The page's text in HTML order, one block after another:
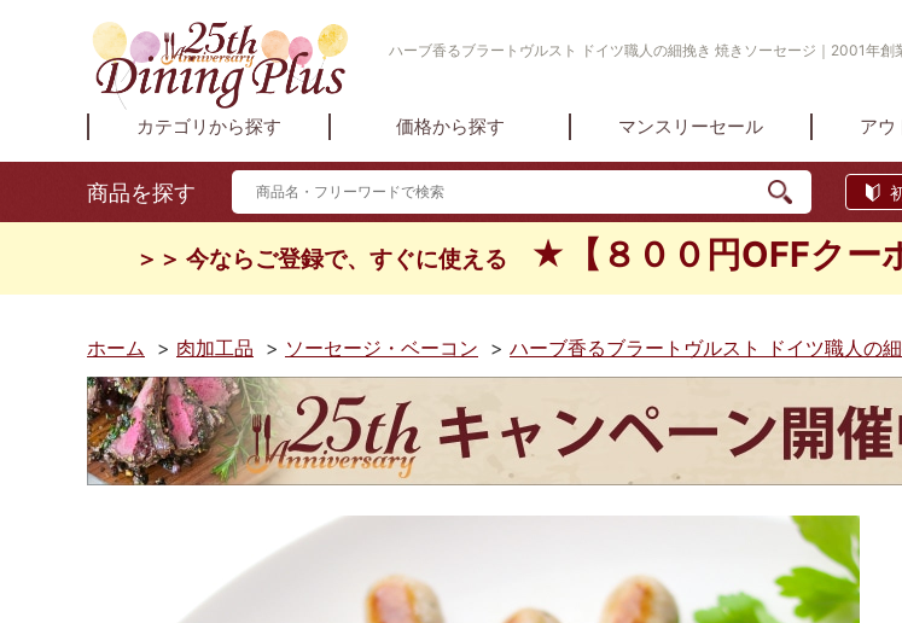
ハーブ香るブラートヴルスト ドイツ職人の細挽き 焼きソーセージ｜2001年創
カテゴリから探す 価格から探す マンスリーセール アウ
商品を探す
＞＞ 今ならご登録で、すぐに使える ★【８００円OFFクー
ホーム > 肉加工品 > ソーセージ・ベーコン > ハーブ香るブラートヴルスト ドイツ職人の